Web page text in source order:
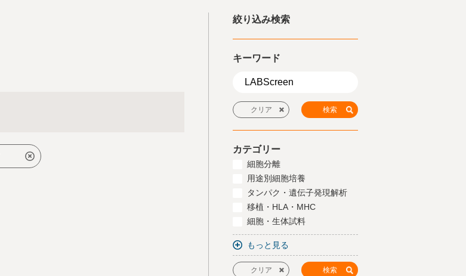
絞り込み検索
キーワード
カテゴリー
細胞分離
用途別細胞培養
タンパク・遺伝子発現解析
移植・HLA・MHC
細胞・生体試料
もっと見る